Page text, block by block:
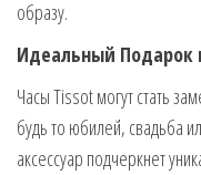
образу.
Идеальный Подарок
Часы Tissot могут стать
будь то юбилей, свадьба
аксессуар подчеркнет